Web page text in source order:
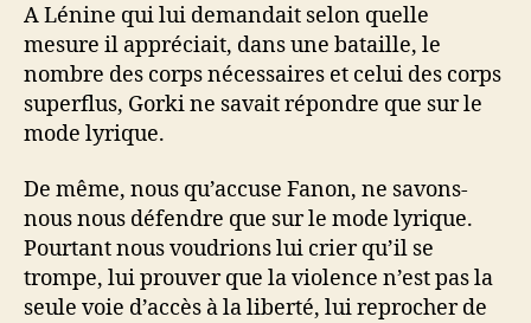
A Lénine qui lui demandait selon quelle
mesure il appréciait, dans une bataille, le
nombre des corps nécessaires et celui des corps
superflus, Gorki ne savait répondre que sur le
mode lyrique.
De même, nous qu’accuse Fanon, ne savons-
nous nous défendre que sur le mode lyrique.
Pourtant nous voudrions lui crier qu’il se
trompe, lui prouver que la violence n’est pas la
seule voie d’accès à la liberté, lui reprocher de